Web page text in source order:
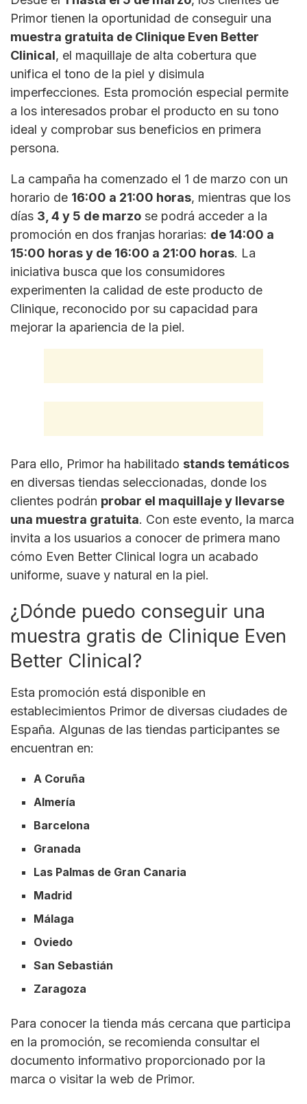
Primor tienen la oportunidad de conseguir una
muestra gratuita de Clinique Even Better
Clinical, el maquillaje de alta cobertura que
unifica el tono de la piel y disimula
imperfecciones. Esta promoción especial permite
a los interesados probar el producto en su tono
ideal y comprobar sus beneficios en primera
persona.
La campaña ha comenzado el 1 de marzo con un
horario de 16:00 a 21:00 horas, mientras que los
días 3, 4 y 5 de marzo se podrá acceder a la
promoción en dos franjas horarias: de 14:00 a
15:00 horas y de 16:00 a 21:00 horas. La
iniciativa busca que los consumidores
experimenten la calidad de este producto de
Clinique, reconocido por su capacidad para
mejorar la apariencia de la piel.
Para ello, Primor ha habilitado stands temáticos
en diversas tiendas seleccionadas, donde los
clientes podrán probar el maquillaje y llevarse
una muestra gratuita. Con este evento, la marca
invita a los usuarios a conocer de primera mano
cómo Even Better Clinical logra un acabado
uniforme, suave y natural en la piel.
¿Dónde puedo conseguir una
muestra gratis de Clinique Even
Better Clinical?
Esta promoción está disponible en
establecimientos Primor de diversas ciudades de
España. Algunas de las tiendas participantes se
encuentran en:
A Coruña
Almería
Barcelona
Granada
Las Palmas de Gran Canaria
Madrid
Málaga
Oviedo
San Sebastián
Zaragoza
Para conocer la tienda más cercana que participa
en la promoción, se recomienda consultar el
documento informativo proporcionado por la
marca o visitar la web de Primor.